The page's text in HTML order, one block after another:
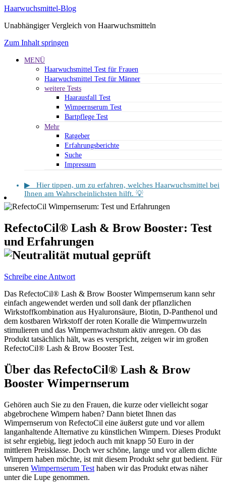
Haarwuchsmittel-Blog
Unabhängiger Vergleich von Haarwuchsmitteln
Zum Inhalt springen
MENÜ
Haarwuchsmittel Test für Frauen
Haarwuchsmittel Test für Männer
weitere Tests
Haarausfall Test
Wimpernserum Test
Bartpflege Test
Mehr
Ratgeber
Erfahrungsberichte
Suche
Impressum
▶ Hier tippen, um zu erfahren, welches Haarwuchsmittel bei
Ihnen am Wahrscheinlichsten hilft. 💡
RefectoCil® Lash & Brow Booster: Test
und Erfahrungen
Schreibe eine Antwort
Das RefectoCil® Lash & Brow Booster Wimpernserum kann sehr
einfach angewendet werden und soll dank der pflanzlichen
Wirkstoffkombination aus Hyaluronsäure, Biotin, D-Panthenol und
dem kostbaren Wirkstoff der roten Koralle die Wimpernwurzeln
stimulieren und das Wimpernwachstum aktiv anregen. Ob das
Produkt tatsächlich hält, was es verspricht, zeigen wir im großen
RefectoCil® Lash & Brow Booster Test.
Über das RefectoCil® Lash & Brow
Booster Wimpernserum
Gehören auch Sie zu den Frauen, die kurze oder vielleicht sogar
abgebrochene Wimpern haben? Dann bietet Ihnen das
Wimpernserum von RefectoCil eine äußerst gute und vor allem
langanhaltende Alternative zu künstlichen Wimpern. Dieses Produkt
ist sehr ergiebig, liegt jedoch auch mit knapp 50 Euro in der
mittleren Preisklasse. Doch wer schöne, lange und vor allem dichte
Wimpern haben möchte, ist mit diesem Produkt sehr gut bedient. Für
unseren Wimpernserum Test haben wir das Produkt etwas näher
unter die Lupe genommen.